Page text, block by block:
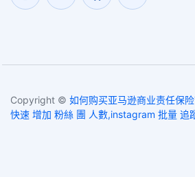
Copyright © 如何购买亚马逊商业责任保险
快速 增加 粉絲 團 人數,instagram 批量 追